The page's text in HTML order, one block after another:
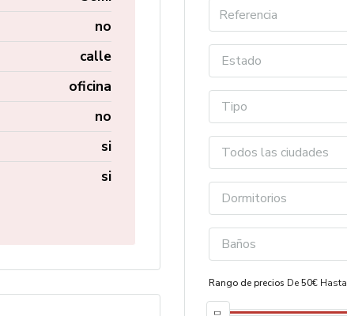
no
calle
oficina
no
si
si
Estado
Tipo
Todos las ciudades
Dormitorios
Baños
Rango de precios De50€ Hasta